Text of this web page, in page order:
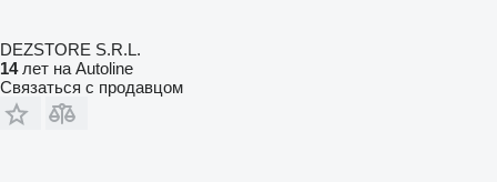
DEZSTORE S.R.L.
14лет на Autoline
Связаться с продавцом